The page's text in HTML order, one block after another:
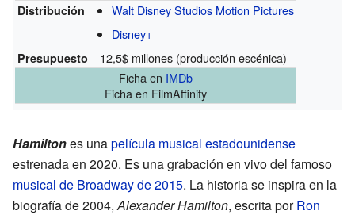
Distribución
Walt Disney Studios Motion Pictures
Disney+
Presupuesto
12,5$ millones (producción escénica)
Ficha en IMDb
Ficha en FilmAffinity
Hamiltones unapelícula musical estadounidense
estrenada en 2020. Es una grabación en vivo del famoso
musical de Broadway de 2015. La historia se inspira en la
biografía de 2004,Alexander Hamilton, escrita porRon